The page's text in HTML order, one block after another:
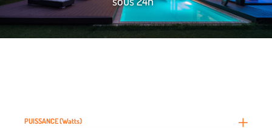
PUISSANCE (Watts)